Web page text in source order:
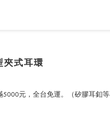
夾式耳環
元，全台免運。（矽膠耳釦